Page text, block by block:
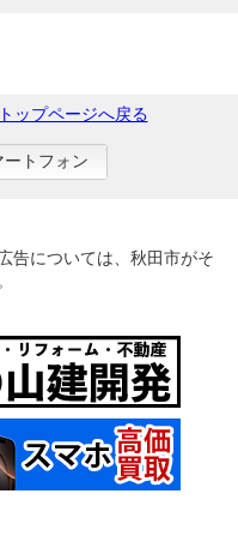
トップページへ戻る
ートフォン
告については、秋田市がそ